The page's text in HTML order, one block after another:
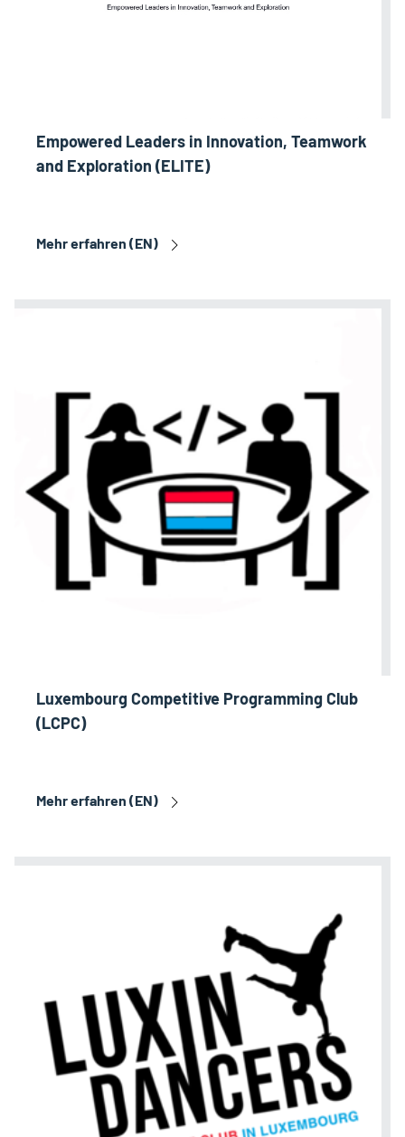
Empowered Leaders in Innovation, Teamwork
and Exploration (ELITE)
Mehr erfahren (EN)
Luxembourg Competitive Programming Club
(LCPC)
Mehr erfahren (EN)